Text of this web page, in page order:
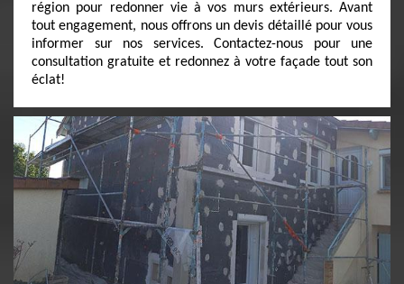
région pour redonner vie à vos murs extérieurs. Avant
tout engagement, nous offrons un devis détaillé pour vous
informer sur nos services. Contactez-nous pour une
consultation gratuite et redonnez à votre façade tout son
éclat!